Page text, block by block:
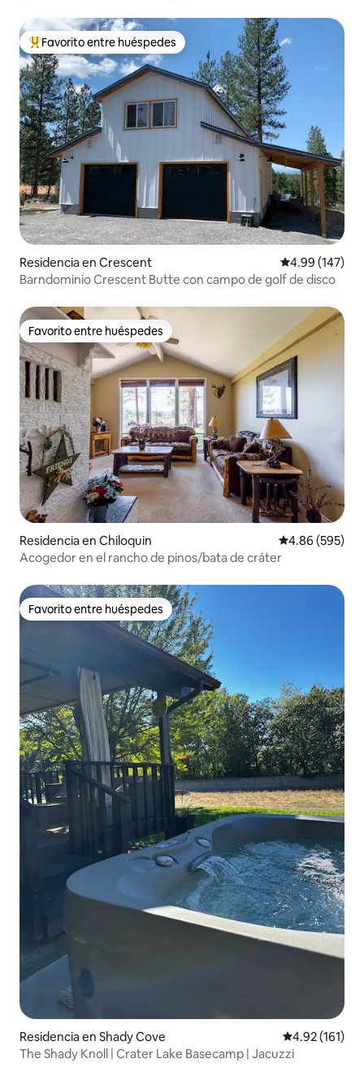
De los mejores en Favorito entre huéspedes
Favorito entre huéspedes
Residencia en Crescent Calificación
4.99 (147)
Barndominio Crescent Butte con campo de golf de disco
Favorito entre huéspedes
Favorito entre huéspedes
Residencia en Chiloquin Calificación
4.86 (595)
Acogedor en el rancho de pinos/bata de cráter
Favorito entre huéspedes
Favorito entre huéspedes
Residencia en Shady Cove Calificación
4.92 (161)
The Shady Knoll | Crater Lake Basecamp | Jacuzzi